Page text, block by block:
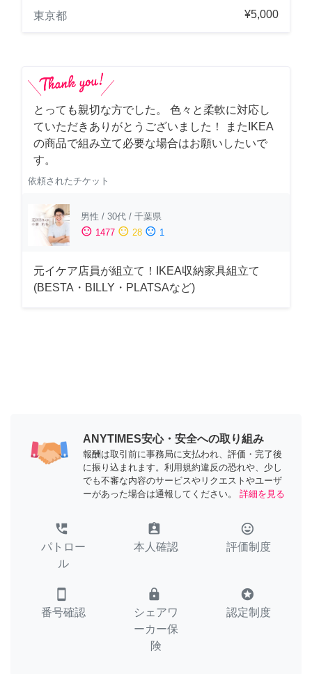
東京都
¥5,000
とっても親切な方でした。 色々と柔軟に対応し
ていただきありがとうございました！ またIKEA
の商品で組み立て必要な場合はお願いしたいで
す。
依頼されたチケット
男性 / 30代 / 千葉県
sentiment_satisfied 1477 sentiment_neutral 28 sentiment_dissatisfied 1
元イケア店員が組立て！IKEA収納家具組立て
(BESTA・BILLY・PLATSAなど)
ANYTIMES安心・安全への取り組み
報酬は取引前に事務局に支払われ、評価・完了後
に振り込まれます。利用規約違反の恐れや、少し
でも不審な内容のサービスやリクエストやユーザ
ーがあった場合は通報してください。
詳細を見る
perm_phone_msg
パトロー
ル
assignment_ind
本人確認
tag_faces
評価制度
smartphone
番号確認
lock
シェアワ
ーカー保
険
stars
認定制度